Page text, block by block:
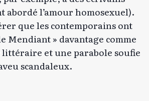
abordé l’amour homosexuel).
que les contemporains ont
Mendiant » davantage comme
et une parabole soufie
scandaleux.